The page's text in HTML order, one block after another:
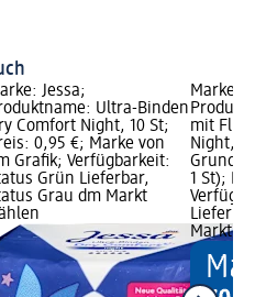
Jessa;
Ultra-Binden
Comfort Night, 10 St;
0,95 €; Marke von
Grafik; Verfügbarkeit:
Grün Lieferbar,
Grau dm Markt
Marke:
mit
Night,
1 St);
Markt